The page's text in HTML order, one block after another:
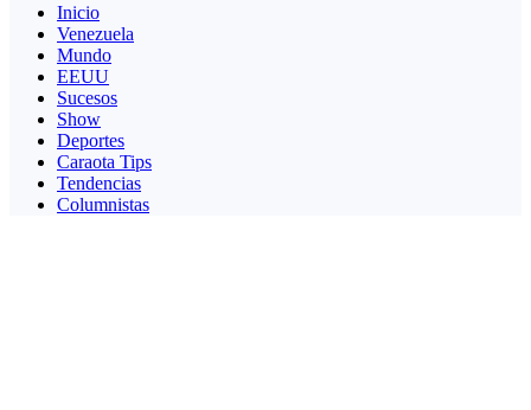
Inicio
Venezuela
Mundo
EEUU
Sucesos
Show
Deportes
Caraota Tips
Tendencias
Columnistas